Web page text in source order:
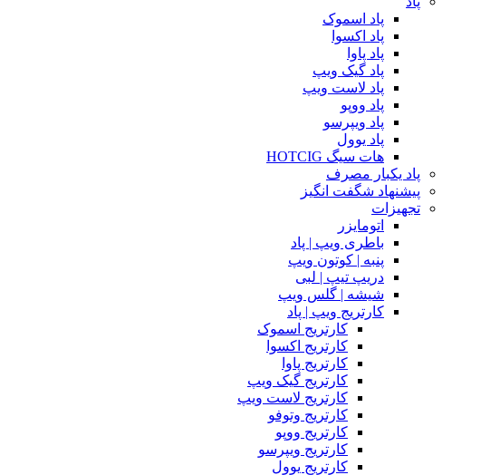
پاد اسموک
پاد اکسوا
پاد پاوا
پاد گیک ویپ
پاد لاست ویپ
پاد ووپو
پاد ویپرسو
پاد یوول
هات سیگ HOTCIG
پاد یکبار مصرف
پیشنهاد شگفت انگیز
تجهیزات
اتومایزر
باطری ویپ | پاد
پنبه | کوتون ویپ
دریپ تیپ | لبی
شیشه | گلس ویپ
کارتریج ویپ | پاد
کارتریج اسموک
کارتریج اکسوا
کارتریج پاوا
کارتریج گیک ویپ
کارتریج لاست ویپ
کارتریج وتوفو
کارتریج ووپو
کارتریج ویپرسو
کارتریج یوول